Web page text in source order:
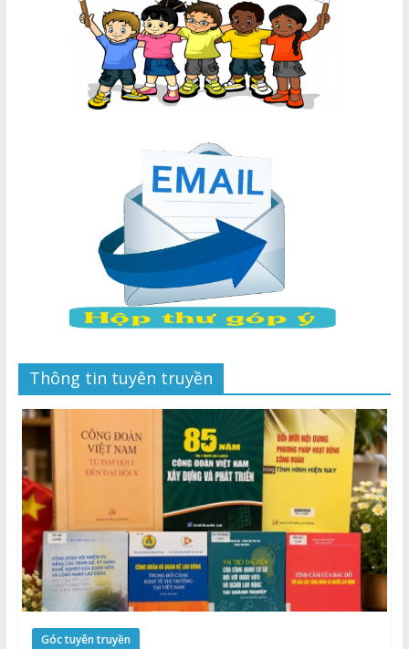
Thông tin tuyên truyền
Góc tuyên truyền